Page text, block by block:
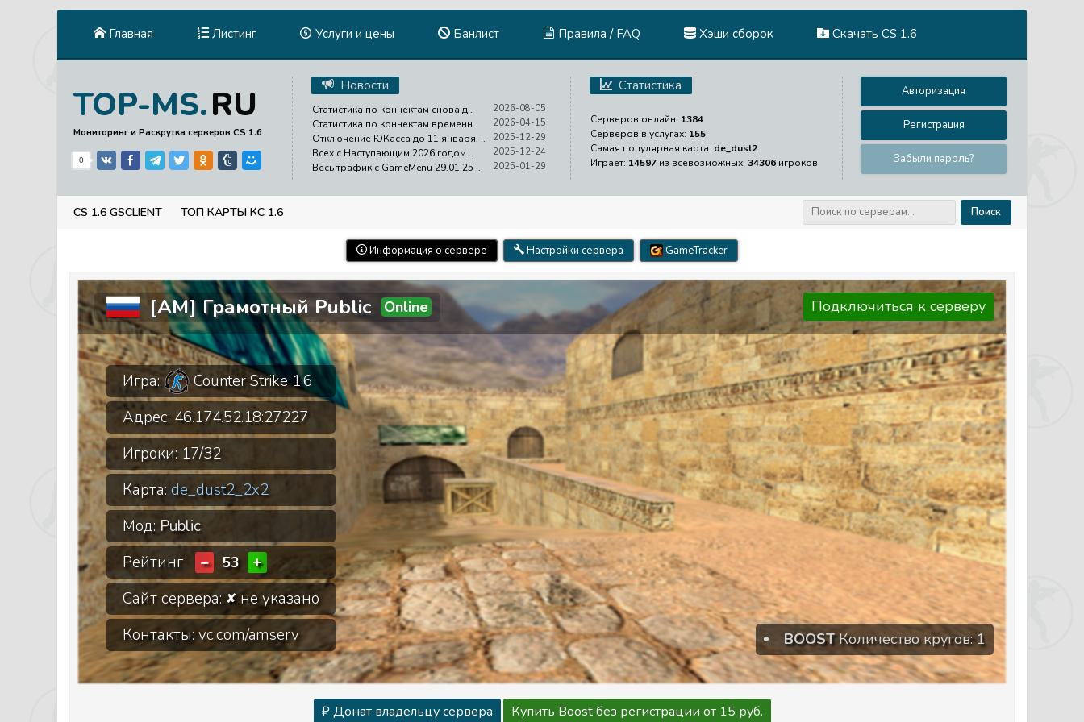
Главная Листинг Услуги и цены Банлист Правила / FAQ Хэши сборок Скачать CS 1.6
TOP-MS.RU
Мониторинг и Раскрутка серверов CS 1.6
0
Новости
2026-08-05
Статистика по коннектам снова д..
2026-04-15
Статистика по коннектам временн..
2025-12-29
Отключение ЮКасса до 11 января. ..
2025-12-24
Всех с Наступающим 2026 годом ..
2025-01-29
Весь трафик с GameMenu 29.01.25 ..
Статистика
Серверов онлайн: 1384
Серверов в услугах: 155
Самая популярная карта: de_dust2
Играет: 14597 из всевозможных: 34306 игроков
Авторизация
Регистрация
Забыли пароль?
CS 1.6 GSCLIENT ТОП КАРТЫ КС 1.6 Поиск
Информация о сервере Настройки сервера GameTracker
[AM] Грамотный Public Online Подключиться к серверу
Игра:
Counter Strike 1.6
Адрес: 46.174.52.18:27227
Игроки: 17/32
Карта: de_dust2_2x2
Мод: Public
Рейтинг
− 53
+
Сайт сервера: ✘не указано
Контакты: vc.com/amserv
BOOSTКоличество кругов: 1
₽ Донат владельцу сервера Купить Boost без регистрации от 15 руб.